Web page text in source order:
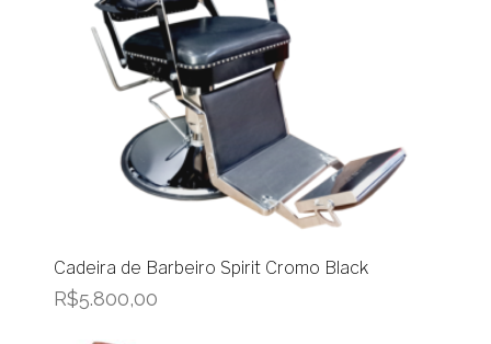
Cadeira de Barbeiro Spirit Cromo Black
R$5.800,00